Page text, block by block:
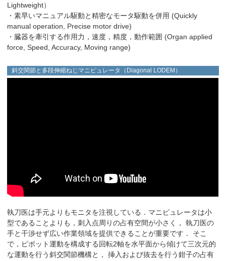
Lightweight）
・素早いマニュアル駆動と精密なモータ駆動を併用 (Quickly
manual operation, Precise motor drive)
・臓器を牽引する作用力，速度，精度，動作範囲 (Organ applied
force, Speed, Accuracy, Moving range)
斜交関節と多段伸縮ねじマニピュレータ（Diagonal LODEM）
執刀医は手元よりもモニタを注視している．マニピュレータは小
型であることよりも，刺入点周りの占有空間が小さく， 執刀医の
手と干渉せず広い作業領域を提供できることが重要です． そこ
で，ピボット運動を構成する回転2軸を水平面から傾けて三次元的
な運動を行う斜交関節機構と， 挿入および抜去を行う鉗子の占有